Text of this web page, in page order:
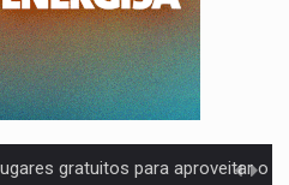
Tática prendem membro do CV com arma e drogas